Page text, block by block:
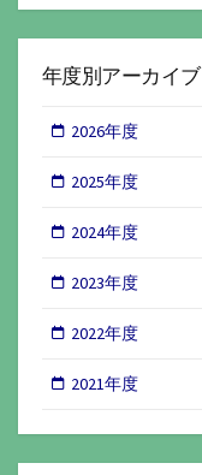
年度別アーカイブ
2026年度
2025年度
2024年度
2023年度
2022年度
2021年度